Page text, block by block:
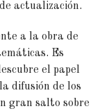
actualización.
a la obra de
Es
el papel
difusión de los
gran salto sobre